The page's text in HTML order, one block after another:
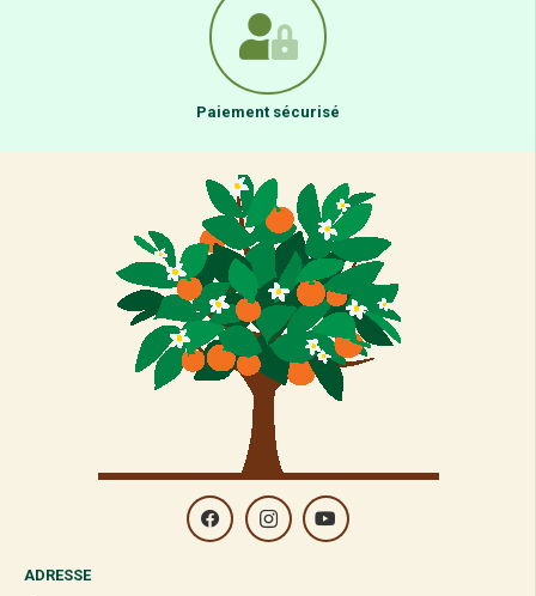
Paiement sécurisé
ADRESSE